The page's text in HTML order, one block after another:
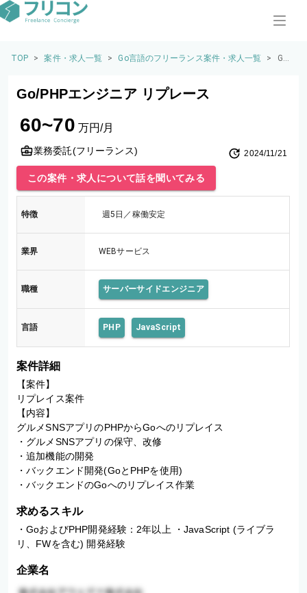
TOP > 案件・求人一覧 > Go言語のフリーランス案件・求人一覧 >
Go/
プ
ス
Go/PHPエンジニア リプレース
60~70 万円/月
業務委託(フリーランス) 2024/11/21
この案件・求人について話を聞いてみる
特徴 週5日／稼働安定
業界 WEBサービス
職種 サーバーサイドエンジニア
言語 PHP JavaScript
案件詳細
【案件】
リプレイス案件
【内容】
グルメSNSアプリのPHPからGoへのリプレイス
・グルメSNSアプリの保守、改修
・追加機能の開発
・バックエンド開発(GoとPHPを使用)
・バックエンドのGoへのリプレイス作業
求めるスキル
・GoおよびPHP開発経験：2年以上 ・JavaScript (ライブラ
リ、FWを含む) 開発経験
企業名